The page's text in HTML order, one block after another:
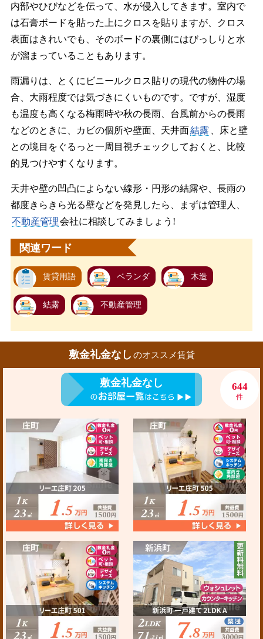
内部やひびなどを伝って、水が侵入してきます。室内で
は石膏ボードを貼った上にクロスを貼りますが、クロス
表面はきれいでも、そのボードの裏側にはびっしりと水
が溜まっていることもあります。
雨漏りは、とくにビニールクロス貼りの現代の物件の場
合、大雨程度では気づきにくいものです。ですが、湿度
も温度も高くなる梅雨時や秋の長雨、台風前からの長雨
などのときに、カビの個所や壁面、天井面結露
、床と壁
との境目をぐるっと一周目視チェックしておくと、比較
的見つけやすくなります。
天井や壁の凹凸によらない線形・円形の結露や、長雨の
都度きらきら光る壁などを発見したら、まずは管理人、
不動産管理会社に相談してみましょう!
関連ワード
賃貸用語 ベランダ 木造
結露 不動産管理
敷金礼金なし のオススメ賃貸
敷金礼金なし 644
件